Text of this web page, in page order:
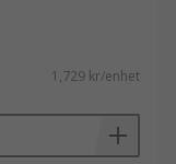
1,729 kr/enhet